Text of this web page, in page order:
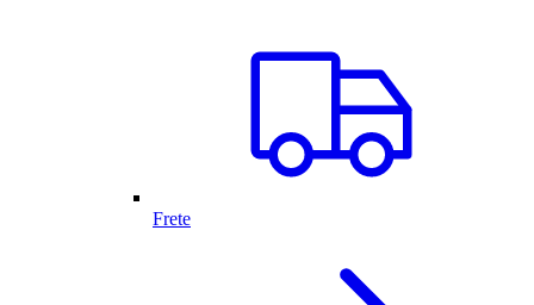
Frete